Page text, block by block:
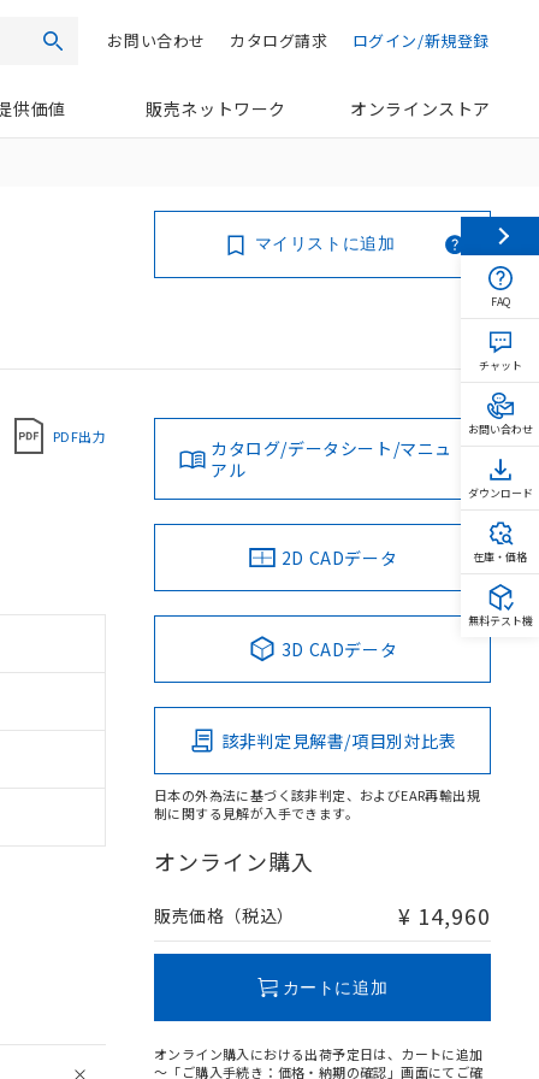
検索 ログイン/新規登録
カタログ請求
お問い合わせ
供価値 販売ネットワーク オンラインストア
マイリストに追加
PDF出力
カタログ/データシート/マニュ
アル
2D CADデータ
3D CADデータ
該非判定見解書/項目別対比表
日本の外為法に基づく該非判定、およびEAR再輸出規
制に関する見解が入手できます。
オンライン購入
販売価格（税込） ¥ 14,960
カートに追加
オンライン購入における出荷予定日は、カートに追加
～「ご購入手続き：価格・納期の確認」画面にてご確
FAQ
チャット
お問い合わせ
ダウンロード
在庫・価格
無料テスト機